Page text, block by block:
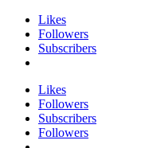
Likes
Followers
Subscribers
Likes
Followers
Subscribers
Followers